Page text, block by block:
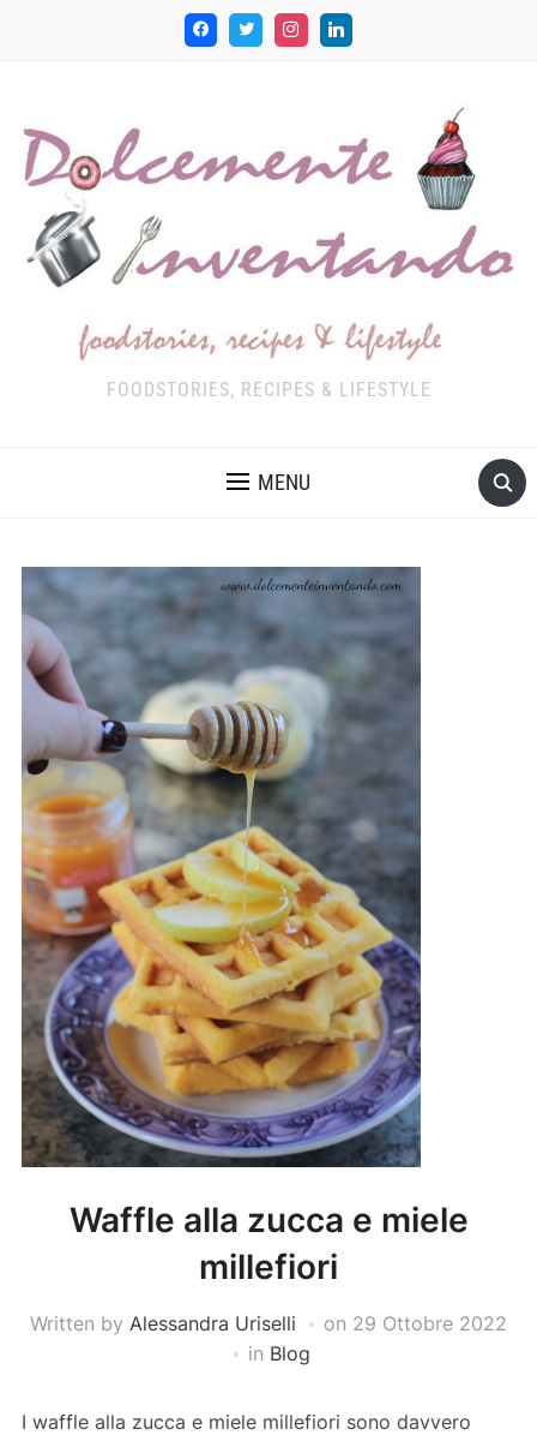
FOODSTORIES, RECIPES & LIFESTYLE
MENU
Waffle alla zucca e miele
millefiori
Written by Alessandra Uriselli on 29 Ottobre 2022
in Blog
I waffle alla zucca e miele millefiori sono davvero